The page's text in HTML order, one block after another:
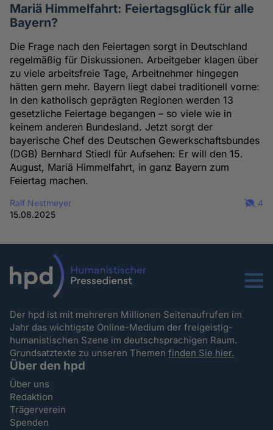
Mariä Himmelfahrt: Feiertagsglück für alle
Bayern?
Die Frage nach den Feiertagen sorgt in Deutschland
regelmäßig für Diskussionen. Arbeitgeber klagen über
zu viele arbeitsfreie Tage, Arbeitnehmer hingegen
hätten gern mehr. Bayern liegt dabei traditionell vorne:
In den katholisch geprägten Regionen werden 13
gesetzliche Feiertage begangen – so viele wie in
keinem anderen Bundesland. Jetzt sorgt der
bayerische Chef des Deutschen Gewerkschaftsbundes
(DGB) Bernhard Stiedl für Aufsehen: Er will den 15.
August, Mariä Himmelfahrt, in ganz Bayern zum
Feiertag machen.
Ralf Nestmeyer
15.08.2025
4
Menu
Der hpd ist mit mehreren Millionen Seitenaufrufen im
Jahr das wichtigste Online-Medium der freigeistig-
humanistischen Szene im deutschsprachigen Raum.
Grundsatztexte zu unseren Themenfinden Sie hier.
Über den hpd
Über uns
Redaktion
Trägerverein
Spenden